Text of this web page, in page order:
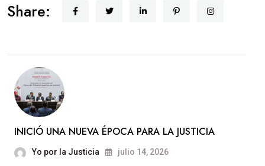
CERCANA
Share:
INICIÓ UNA NUEVA ÉPOCA PARA LA JUSTICIA
Yo por la Justicia julio 14, 2026